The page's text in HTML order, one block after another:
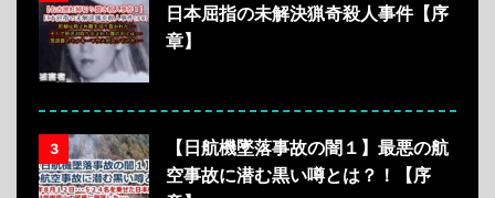
日本屈指の未解決猟奇殺人事件【序
章】
3
【日航機墜落事故の闇１】最悪の航
空事故に潜む黒い噂とは？！【序